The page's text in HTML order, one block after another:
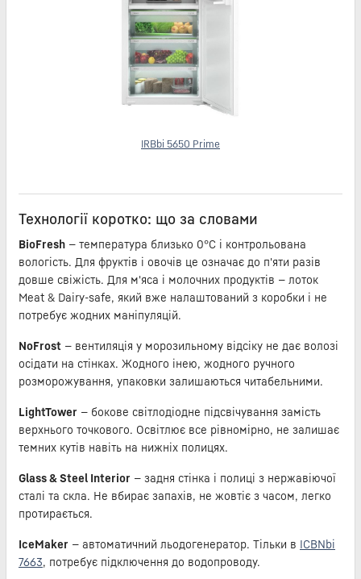
IRBbi 5650 Prime
Технології коротко: що за словами
BioFresh — температура близько 0°C і контрольована
вологість. Для фруктів і овочів це означає до п'яти разів
довше свіжість. Для м'яса і молочних продуктів — лоток
Meat & Dairy-safe, який вже налаштований з коробки і не
потребує жодних маніпуляцій.
NoFrost — вентиляція у морозильному відсіку не дає волозі
осідати на стінках. Жодного інею, жодного ручного
розморожування, упаковки залишаються читабельними.
LightTower — бокове світлодіодне підсвічування замість
верхнього точкового. Освітлює все рівномірно, не залишає
темних кутів навіть на нижніх полицях.
Glass & Steel Interior — задня стінка і полиці з нержавіючої
сталі та скла. Не вбирає запахів, не жовтіє з часом, легко
протирається.
IceMaker — автоматичний льодогенератор. Тільки в ICBNbi
7663, потребує підключення до водопроводу.